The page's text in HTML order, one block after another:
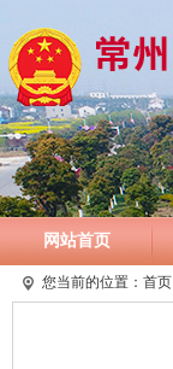
网站首页
您当前的位置： 首页